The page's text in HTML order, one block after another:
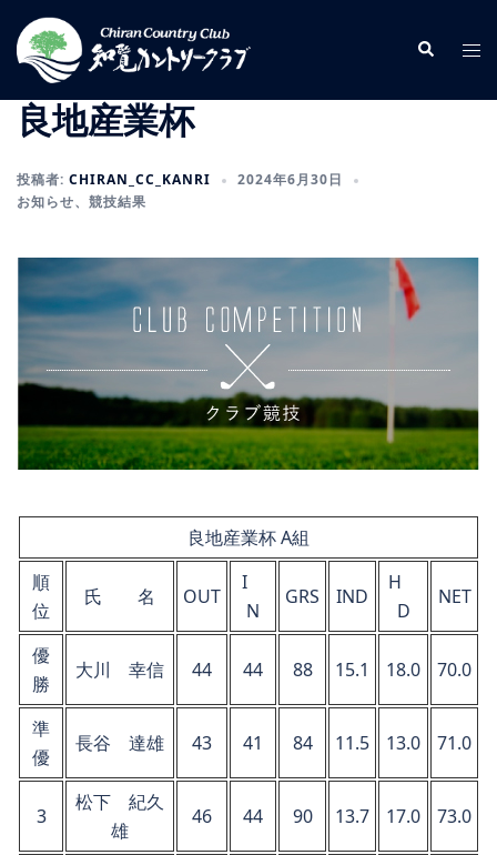
ン
検
索
ト
ル
良地産業杯
投稿者: CHIRAN_CC_KANRI
2024年6月30日
お知らせ、 競技結果
良地産業杯 A組
順
位
氏 名 OUT
I
N
GRS IND
H
D
NET
優
勝
大川 幸信 44 44 88 15.1 18.0 70.0
準
優
長谷 達雄 43 41 84 11.5 13.0 71.0
3
松下 紀久
雄
46 44 90 13.7 17.0 73.0